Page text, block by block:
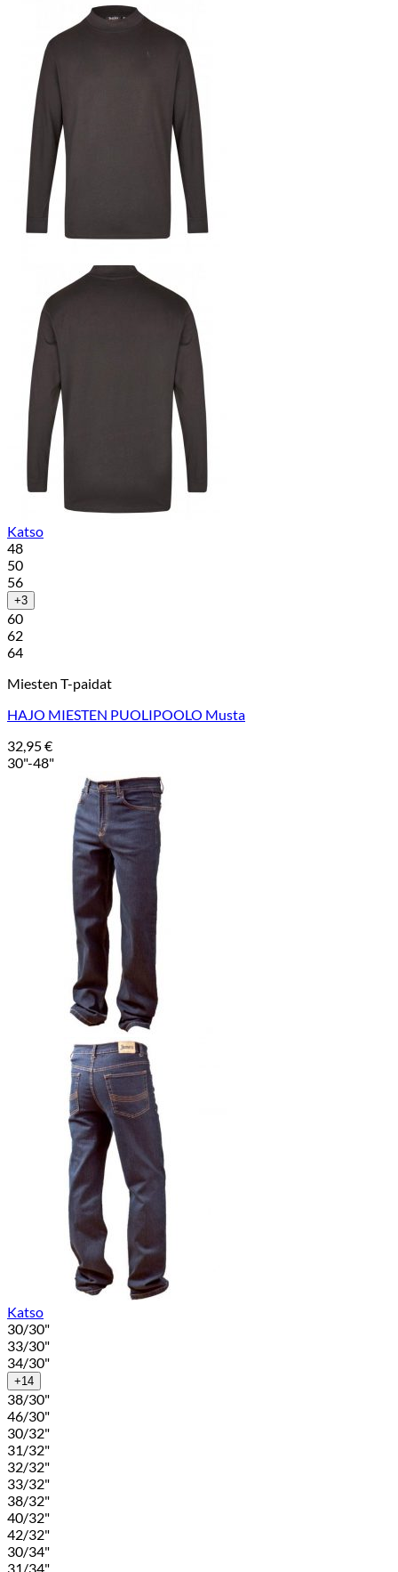
Katso
48
50
56
+3
60
62
64
Miesten T-paidat
HAJO MIESTEN PUOLIPOOLO Musta
32,95€
30"-48"
Katso
30/30"
33/30"
34/30"
+14
38/30"
46/30"
30/32"
31/32"
32/32"
33/32"
38/32"
40/32"
42/32"
30/34"
31/34"